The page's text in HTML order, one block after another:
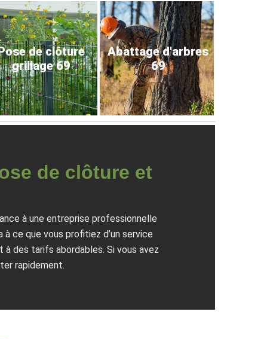
de clôture
grillage 69
Abattage d'arbres
69
de clôture et
à une entreprise professionnelle
ce que vous profitiez d’un service
des tarifs abordables. Si vous avez
rapidement.